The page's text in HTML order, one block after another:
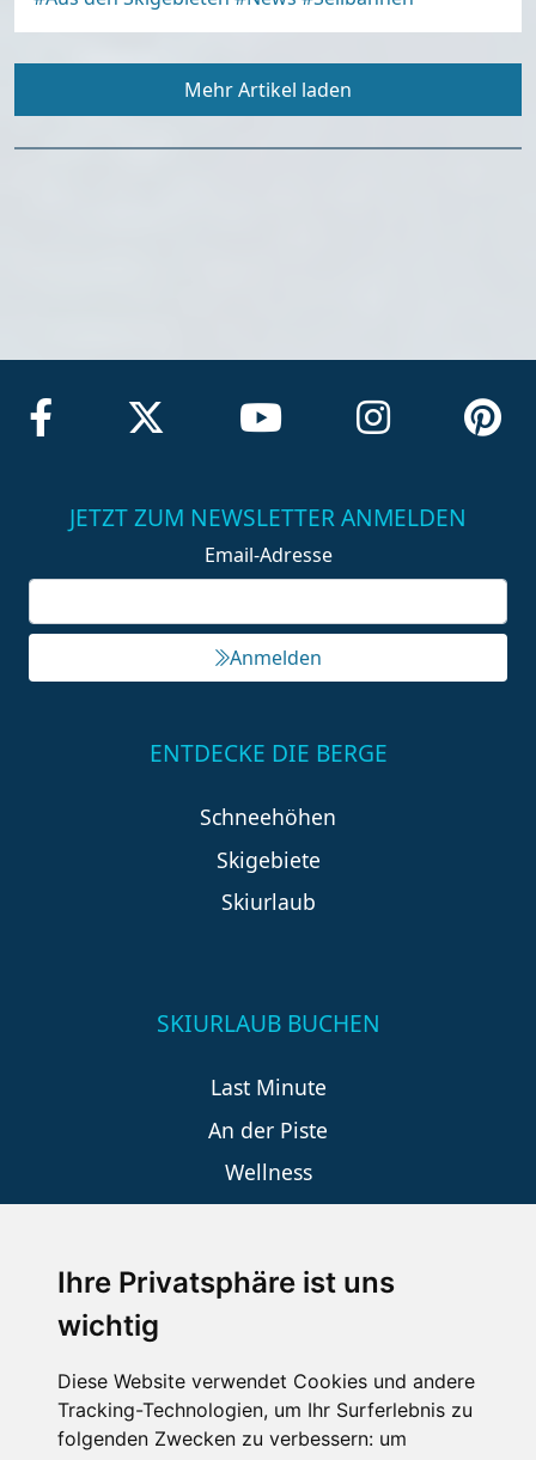
Ihre Privatsphäre ist uns
wichtig
Diese Website verwendet Cookies und andere
Tracking-Technologien, um Ihr Surferlebnis zu
folgenden Zwecken zu verbessern: um
Mehr Artikel laden
JETZT ZUM NEWSLETTER ANMELDEN
Email-Adresse
Anmelden
ENTDECKE DIE BERGE
Schneehöhen
Skigebiete
Skiurlaub
SKIURLAUB BUCHEN
Last Minute
An der Piste
Wellness
SCHNEEHÖHEN SKI APP
Die Schneehoehen Ski APP für iOS und Android - Ein
Muss für alle Wintersportler und Schneefreaks!